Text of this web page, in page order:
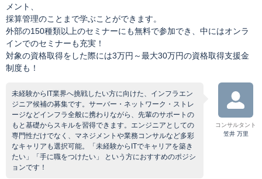
メント、
採算管理のことまで学ぶことができます。
外部の150種類以上のセミナーにも無料で参加でき、中にはオンラ
インでのセミナーも充実！
対象の資格取得をした際には3万円～最大30万円の資格取得支援金
制度も！
未経験からIT業界へ挑戦したい方に向けた、インフラエン
ジニア候補の募集です。サーバー・ネットワーク・ストレ
ージなどインフラ全般に携わりながら、先輩のサポートの
もと基礎からスキルを習得できます。エンジニアとしての
専門性だけでなく、マネジメントや業務コンサルなど多彩
なキャリアも選択可能。「未経験からITでキャリアを築き
たい」「手に職をつけたい」 という方におすすめのポジシ
ョンです！
コンサルタント
笠井 万里